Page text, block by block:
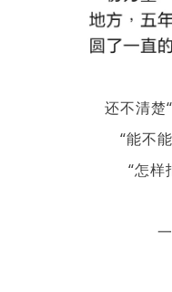
还不清楚
“能不
“怎样